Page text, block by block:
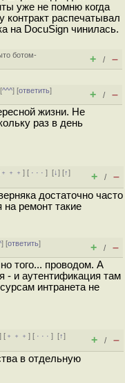
уже не помню когда
контракт распечатывал
на DocuSign чинилась.
ботом-
+ / –
^^^] [ответить]
+ / –
жизни. Не
раз в день
﹢﹢﹢] [ · · ·][↓] [↑]
+ / –
достаточно часто
на ремонт такие
] [ответить]
+ / –
того... проводом. А
- и аутентификация там
интранета не
] [ ﹢﹢﹢] [ · · ·][↑]
+ / –
в отдельную